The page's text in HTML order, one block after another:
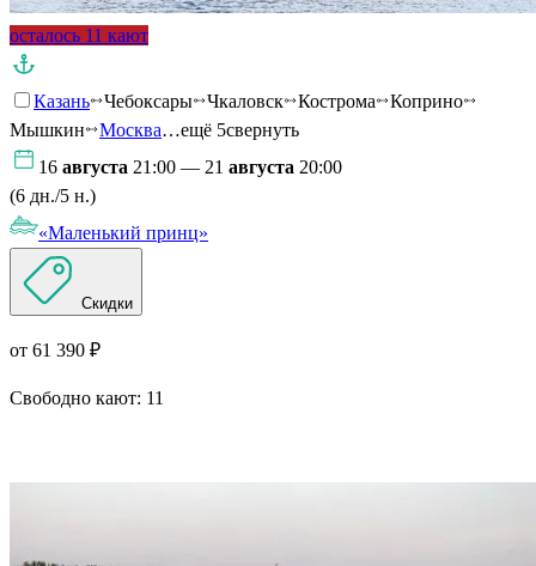
осталось 11 кают
Казань Чебоксары Чкаловск Кострома
Коприно
Мышкин
Москва…ещё 5свернуть
16 августа 21:00 — 21 августа 20:00
(6 дн./5 н.)
«Маленький принц»
Скидки
от 61 390 ₽
Свободно кают: 11